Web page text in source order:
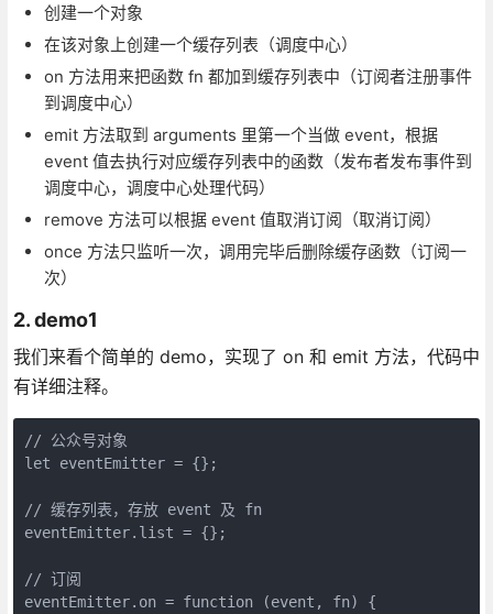
创建一个对象
在该对象上创建一个缓存列表（调度中心）
on 方法用来把函数 fn 都加到缓存列表中（订阅者注册事件
到调度中心）
emit 方法取到 arguments 里第一个当做 event，根据
event 值去执行对应缓存列表中的函数（发布者发布事件到
调度中心，调度中心处理代码）
remove 方法可以根据 event 值取消订阅（取消订阅）
once 方法只监听一次，调用完毕后删除缓存函数（订阅一
次）
2. demo1
我们来看个简单的 demo，实现了 on 和 emit 方法，代码中
有详细注释。
// 公众号对象
let eventEmitter = {};
// 缓存列表，存放 event 及 fn
eventEmitter.list = {};
// 订阅
eventEmitter.on = function (event, fn) {